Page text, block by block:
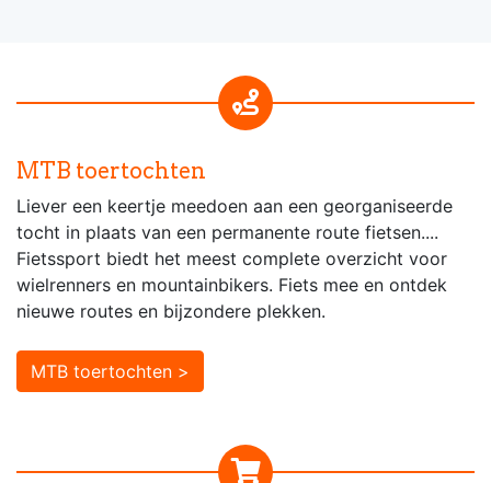
MTB toertochten
Liever een keertje meedoen aan een georganiseerde
tocht in plaats van een permanente route fietsen....
Fietssport biedt het meest complete overzicht voor
wielrenners en mountainbikers. Fiets mee en ontdek
nieuwe routes en bijzondere plekken.
MTB toertochten >